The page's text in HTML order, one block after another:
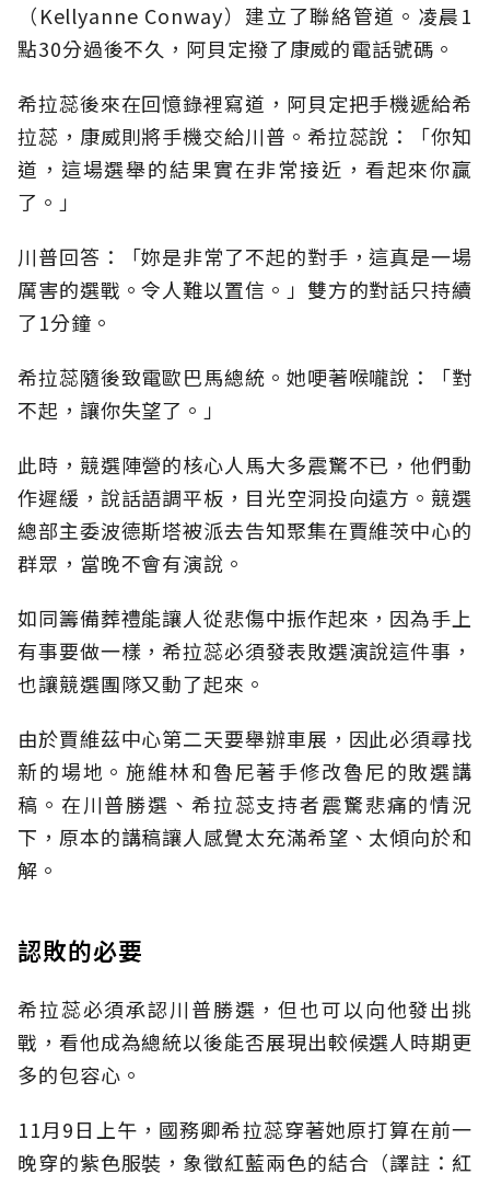
（Kellyanne Conway）建立了聯絡管道。凌晨1
點30分過後不久，阿貝定撥了康威的電話號碼。
希拉蕊後來在回憶錄裡寫道，阿貝定把手機遞給希
拉蕊，康威則將手機交給川普。希拉蕊說：「你知
道，這場選舉的結果實在非常接近，看起來你贏
了。」
川普回答：「妳是非常了不起的對手，這真是一場
厲害的選戰。令人難以置信。」雙方的對話只持續
了1分鐘。
希拉蕊隨後致電歐巴馬總統。她哽著喉嚨說：「對
不起，讓你失望了。」
此時，競選陣營的核心人馬大多震驚不已，他們動
作遲緩，說話語調平板，目光空洞投向遠方。競選
總部主委波德斯塔被派去告知聚集在賈維茨中心的
群眾，當晚不會有演說。
如同籌備葬禮能讓人從悲傷中振作起來，因為手上
有事要做一樣，希拉蕊必須發表敗選演說這件事，
也讓競選團隊又動了起來。
由於賈維茲中心第二天要舉辦車展，因此必須尋找
新的場地。施維林和魯尼著手修改魯尼的敗選講
稿。在川普勝選、希拉蕊支持者震驚悲痛的情況
下，原本的講稿讓人感覺太充滿希望、太傾向於和
解。
認敗的必要
希拉蕊必須承認川普勝選，但也可以向他發出挑
戰，看他成為總統以後能否展現出較候選人時期更
多的包容心。
11月9日上午，國務卿希拉蕊穿著她原打算在前一
晚穿的紫色服裝，象徵紅藍兩色的結合（譯註：紅